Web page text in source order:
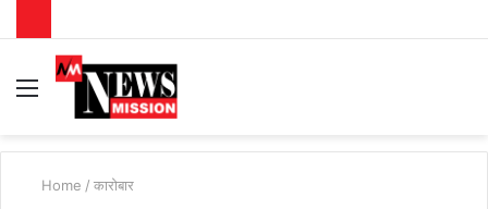
Menu
Home / कारोबार